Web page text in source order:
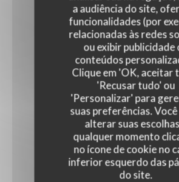
a audiência do site,
funcionalidades (por
relacionadas às redes
ou exibir publicidade
conteúdos
Clique em 'OK, aceitar
'Recusar tudo' ou
'Personalizar' para
suas preferências.
alterar suas
qualquer momento
no ícone de cookie no
inferior esquerdo das
do site.